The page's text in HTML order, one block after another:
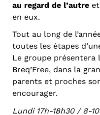
au regard de l’autre
en eux.
Tout au long de
toutes les étapes
Le groupe
Breq’Free, dans la
parents et proches
encourager.
Lundi 17h-18h30 / 8-